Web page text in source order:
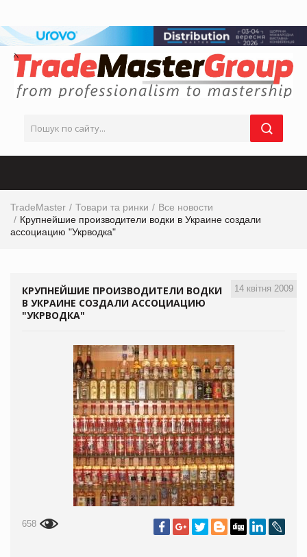
TradeMaster Товари та ринки
Все новости
Крупнейшие производители водки в Украине создали
ассоциацию "Укрводка"
14 квітня 2009
КРУПНЕЙШИЕ ПРОИЗВОДИТЕЛИ ВОДКИ
В УКРАИНЕ СОЗДАЛИ АССОЦИАЦИЮ
"УКРВОДКА"
658